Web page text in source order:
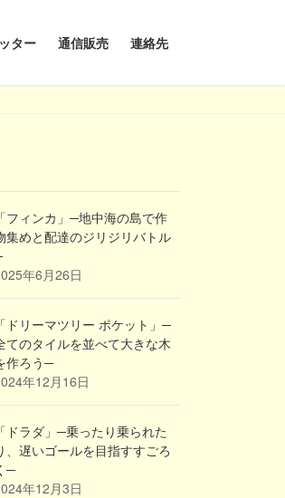
ター 通信販売 連絡先
「フィンカ」─地中海の島で作
集めと配達のジリジリバトル
年6月26日
「ドリーマツリー ポケット」─
てのタイルを並べて大きな木
作ろう─
年12月16日
「ドラダ」─乗ったり乗られた
、遅いゴールを目指すすごろ
─
年12月3日